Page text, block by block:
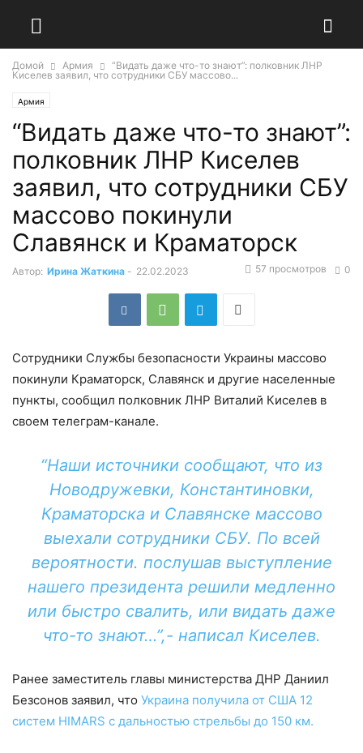
Домой Армия
“Видать даже что-то знают”: полковник ЛНР
Киселев заявил, что сотрудники СБУ массово...
Армия
“Видать даже что-то знают”:
полковник ЛНР Киселев
заявил, что сотрудники СБУ
массово покинули
Славянск и Краматорск
Автор: Ирина Жаткина - 22.02.2023 0
57 просмотров
Сотрудники Службы безопасности Украины массово
покинули Краматорск, Славянск и другие населенные
пункты, сообщил полковник ЛНР Виталий Киселев в
своем телеграм-канале.
“Наши источники сообщают, что из
Новодружевки, Константиновки,
Краматорска и Славянске массово
выехали сотрудники СБУ. По всей
вероятности. послушав выступление
нашего президента решили медленно
или быстро свалить, или видать даже
что-то знают…”,- написал Киселев.
Ранее заместитель главы министерства ДНР Даниил
Безсонов заявил, что Украина получила от США 12
систем HIMARS с дальностью стрельбы до 150 км.